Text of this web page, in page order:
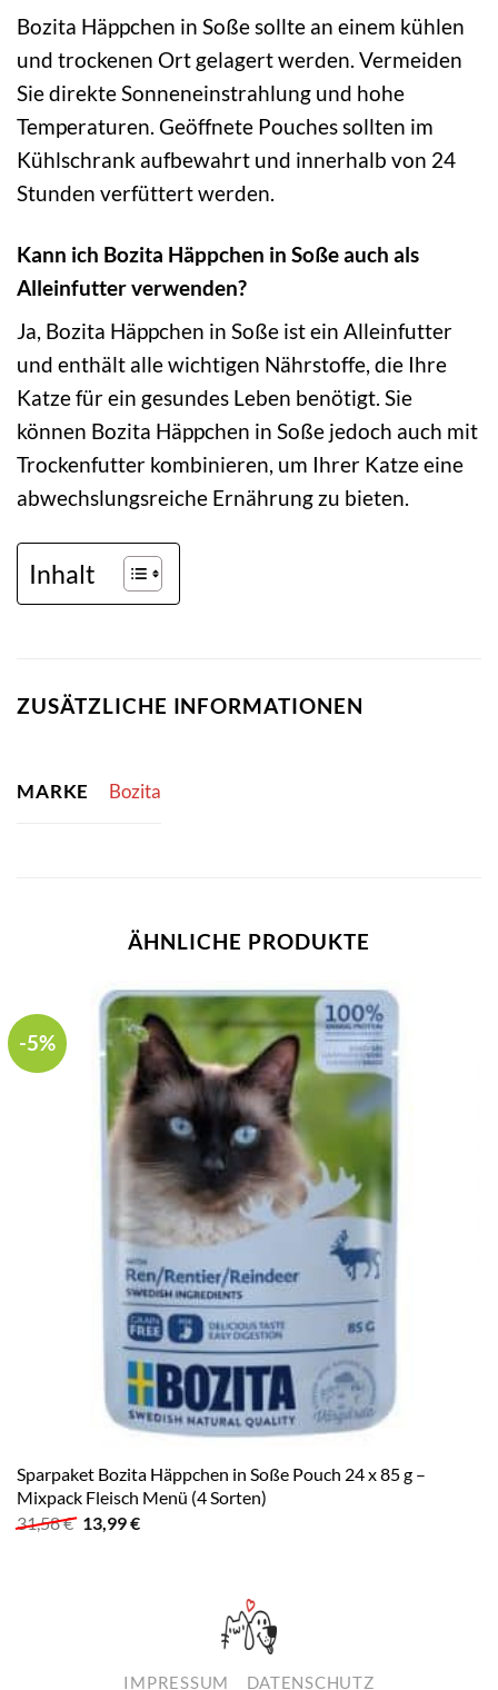
Bozita Häppchen in Soße sollte an einem kühlen
und trockenen Ort gelagert werden. Vermeiden
Sie direkte Sonneneinstrahlung und hohe
Temperaturen. Geöffnete Pouches sollten im
Kühlschrank aufbewahrt und innerhalb von 24
Stunden verfüttert werden.
Kann ich Bozita Häppchen in Soße auch als
Alleinfutter verwenden?
Ja, Bozita Häppchen in Soße ist ein Alleinfutter
und enthält alle wichtigen Nährstoffe, die Ihre
Katze für ein gesundes Leben benötigt. Sie
können Bozita Häppchen in Soße jedoch auch mit
Trockenfutter kombinieren, um Ihrer Katze eine
abwechslungsreiche Ernährung zu bieten.
Inhalt
ZUSÄTZLICHE INFORMATIONEN
MARKE Bozita
ÄHNLICHE PRODUKTE
-5%
Sparpaket Bozita Häppchen in Soße Pouch 24 x 85 g –
Mixpack Fleisch Menü (4 Sorten)
31,58€ Ursprünglicher
Preis
13,99€Aktueller
IMPRESSUM DATENSCHUTZ